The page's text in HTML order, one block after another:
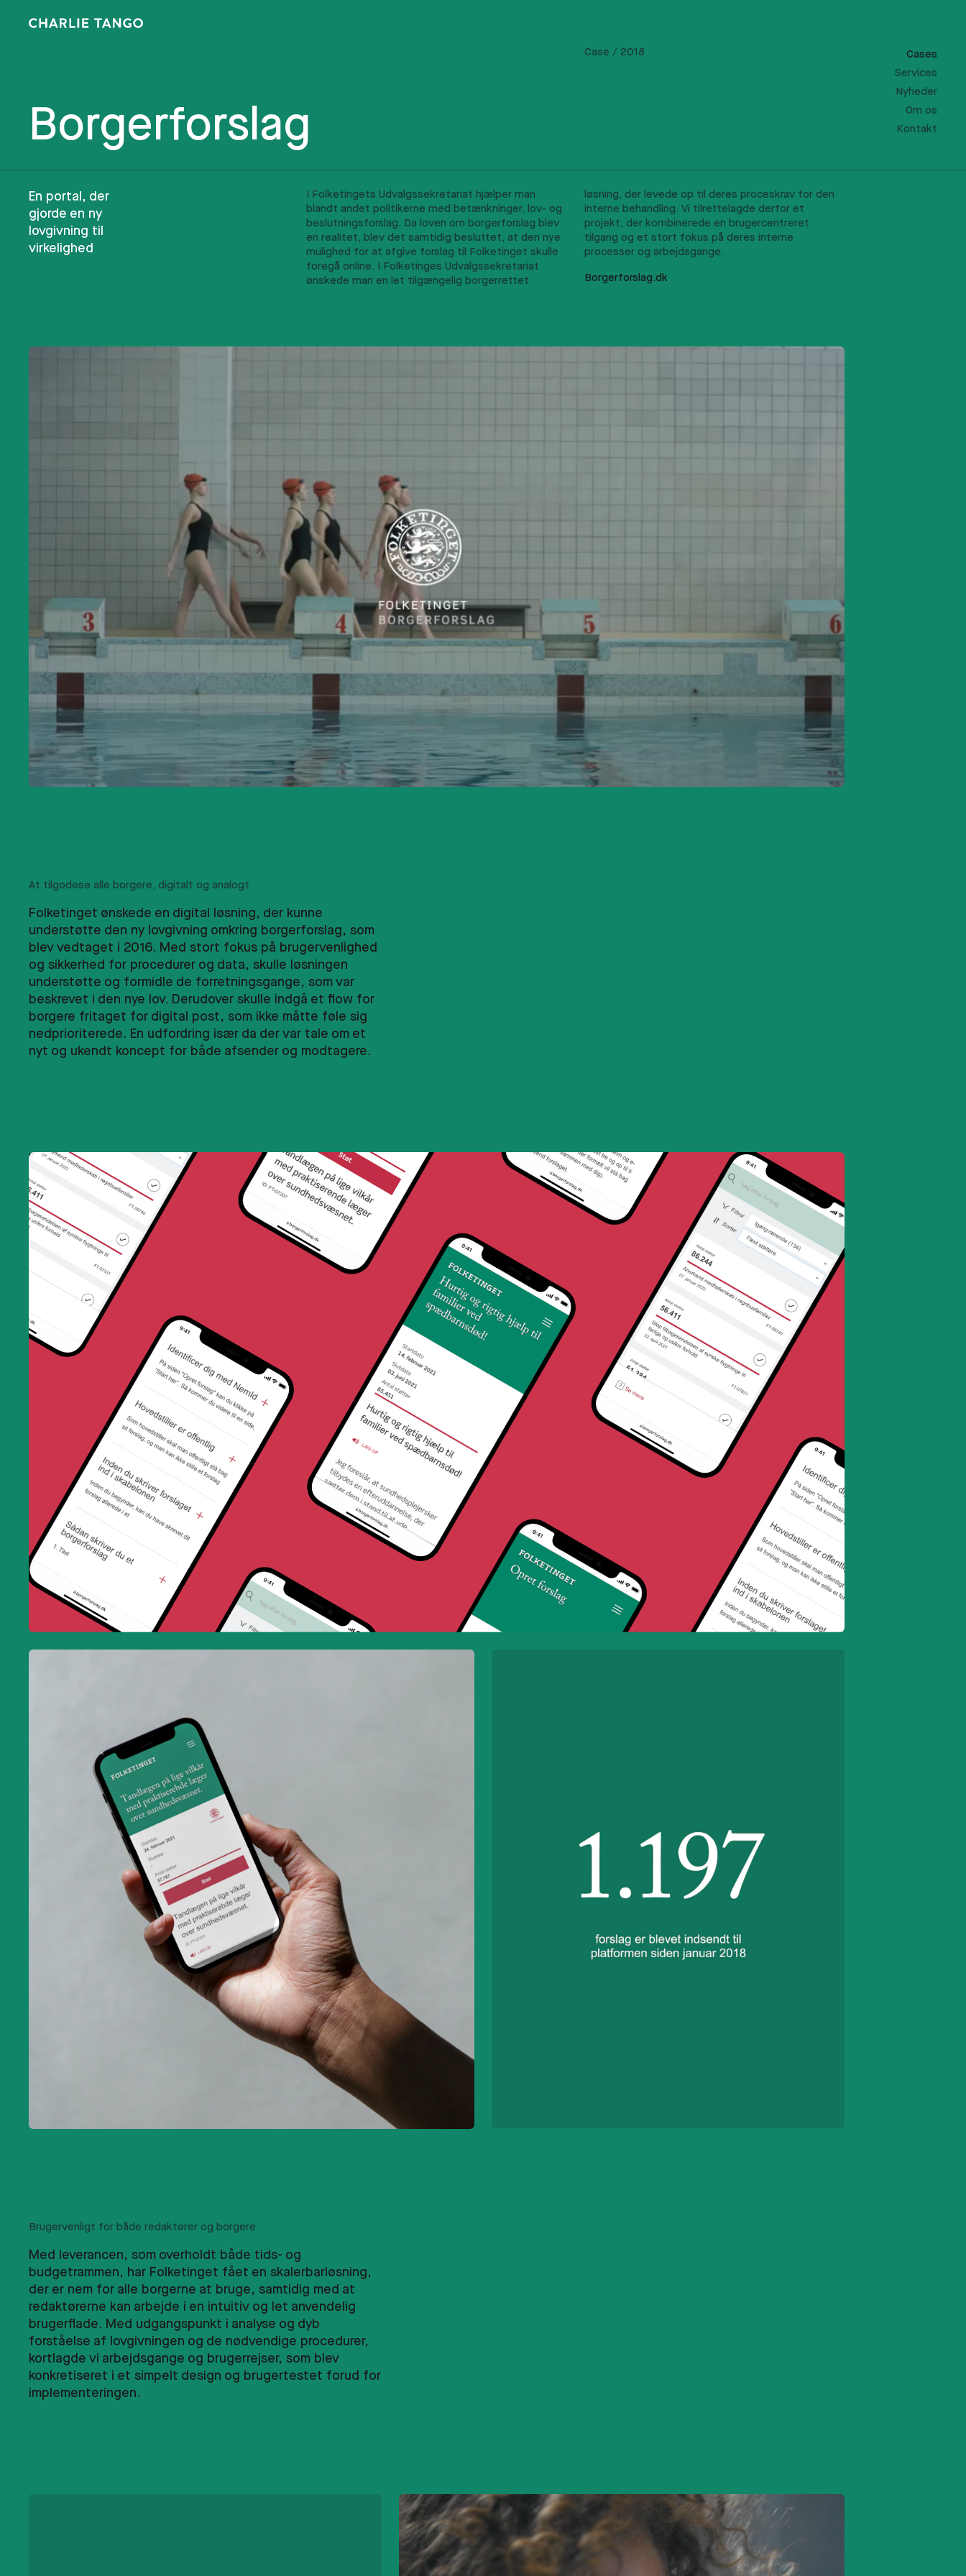
Cases
Services
Nyheder
Om os
Kontakt
Case / 2018
Borgerforslag
En portal, der
gjorde en ny
lovgivning til
virkelighed
I Folketingets Udvalgssekretariat hjælper man
blandt andet politikerne med betænkninger, lov- og
beslutningsforslag. Da loven om borgerforslag blev
en realitet, blev det samtidig besluttet, at den nye
mulighed for at afgive forslag til Folketinget skulle
foregå online. I Folketinges Udvalgssekretariat
ønskede man en let tilgængelig borgerrettet
løsning, der levede op til deres proceskrav for den
interne behandling. Vi tilrettelagde derfor et
projekt, der kombinerede en brugercentreret
tilgang og et stort fokus på deres interne
processer og arbejdsgange.
Borgerforslag.dk
At tilgodese alle borgere, digitalt og analogt
Folketinget ønskede en digital løsning, der kunne
understøtte den ny lovgivning omkring borgerforslag, som
blev vedtaget i 2016. Med stort fokus på brugervenlighed
og sikkerhed for procedurer og data, skulle løsningen
understøtte og formidle de forretningsgange, som var
beskrevet i den nye lov. Derudover skulle indgå et flow for
borgere fritaget for digital post, som ikke måtte føle sig
nedprioriterede. En udfordring især da der var tale om et
nyt og ukendt koncept for både afsender og modtagere.
Brugervenligt for både redaktører og borgere
Med leverancen, som overholdt både tids- og
budgetrammen, har Folketinget fået en skalerbarløsning,
der er nem for alle borgerne at bruge, samtidig med at
redaktørerne kan arbejde i en intuitiv og let anvendelig
brugerflade. Med udgangspunkt i analyse og dyb
forståelse af lovgivningen og de nødvendige procedurer,
kortlagde vi arbejdsgange og brugerrejser, som blev
konkretiseret i et simpelt design og brugertestet forud for
implementeringen.